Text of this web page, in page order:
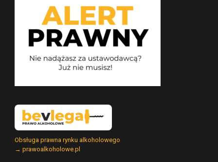
Obsługa prawna rynku alkoholowego
→ prawoalkoholowe.pl